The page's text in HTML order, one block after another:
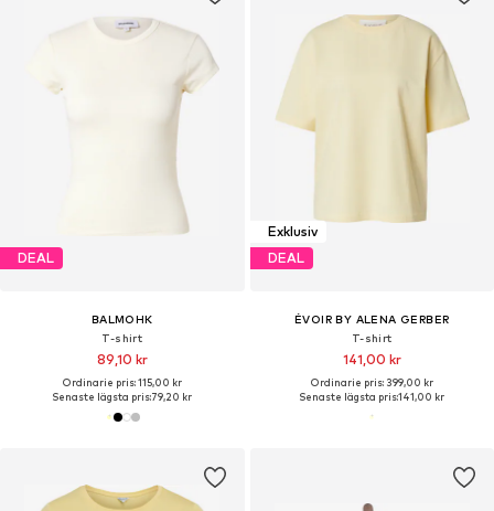
DEAL
BALMOHK
T-shirt
89,10 kr
Ordinarie pris: 115,00 kr
Senaste lägsta pris:79,20 kr
Exklusiv
DEAL
ÉVOIR BY ALENA GERBER
T-shirt
141,00 kr
Ordinarie pris: 399,00 kr
Senaste lägsta pris:141,00 kr